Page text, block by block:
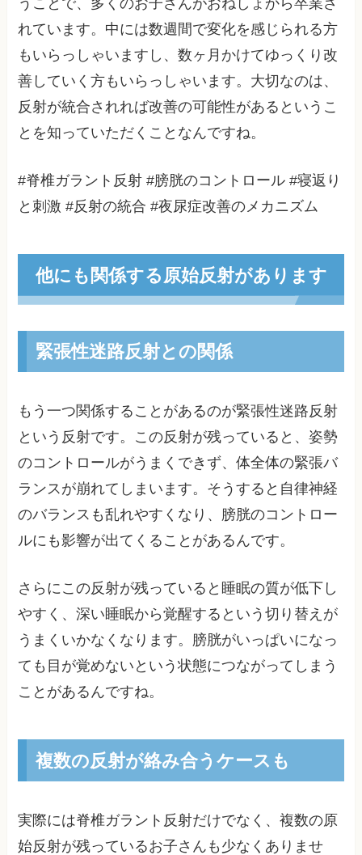
うことで、多くのお子さんがおねしょから卒業さ
れています。中には数週間で変化を感じられる方
もいらっしゃいますし、数ヶ月かけてゆっくり改
善していく方もいらっしゃいます。大切なのは、
反射が統合されれば改善の可能性があるというこ
とを知っていただくことなんですね。
#脊椎ガラント反射 #膀胱のコントロール #寝返り
と刺激 #反射の統合 #夜尿症改善のメカニズム
他にも関係する原始反射があります
緊張性迷路反射との関係
もう一つ関係することがあるのが緊張性迷路反射
という反射です。この反射が残っていると、姿勢
のコントロールがうまくできず、体全体の緊張バ
ランスが崩れてしまいます。そうすると自律神経
のバランスも乱れやすくなり、膀胱のコントロー
ルにも影響が出てくることがあるんです。
さらにこの反射が残っていると睡眠の質が低下し
やすく、深い睡眠から覚醒するという切り替えが
うまくいかなくなります。膀胱がいっぱいになっ
ても目が覚めないという状態につながってしまう
ことがあるんですね。
複数の反射が絡み合うケースも
実際には脊椎ガラント反射だけでなく、複数の原
始反射が残っているお子さんも少なくありませ